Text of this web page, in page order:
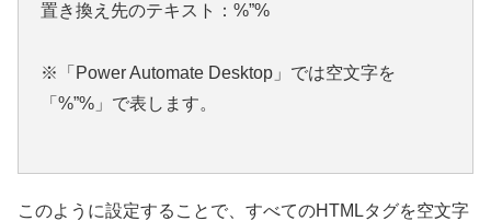
置き換え先のテキスト：%”%
※「Power Automate Desktop」では空文字を
「%”%」で表します。
このように設定することで、すべてのHTMLタグを空文字